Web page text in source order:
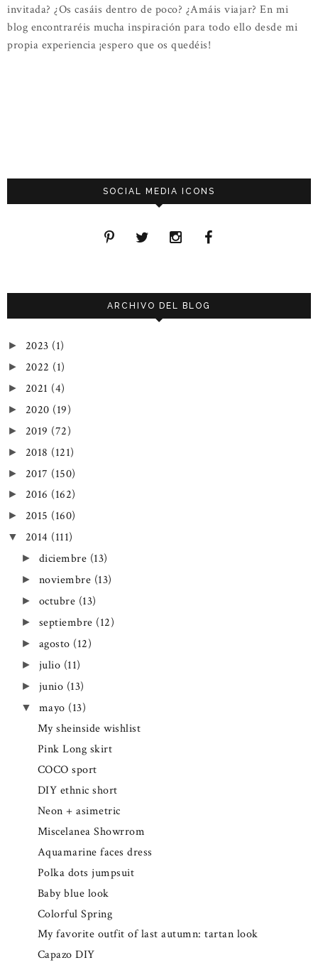
invitada? ¿Os casáis dentro de poco? ¿Amáis viajar? En mi
blog encontraréis mucha inspiración para todo ello desde mi
propia experiencia ¡espero que os quedéis!
SOCIAL MEDIA ICONS
ARCHIVO DEL BLOG
► 2023 (1)
► 2022 (1)
► 2021 (4)
► 2020 (19)
► 2019 (72)
► 2018 (121)
► 2017 (150)
► 2016 (162)
► 2015 (160)
▼ 2014 (111)
► diciembre (13)
► noviembre (13)
► octubre (13)
► septiembre (12)
► agosto (12)
► julio (11)
► junio (13)
▼ mayo (13)
My sheinside wishlist
Pink Long skirt
COCO sport
DIY ethnic short
Neon + asimetric
Miscelanea Showrrom
Aquamarine faces dress
Polka dots jumpsuit
Baby blue look
Colorful Spring
My favorite outfit of last autumn: tartan look
Capazo DIY